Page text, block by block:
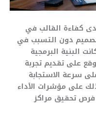
كفاءة القالب في
دون التسبب في
البنية البرمجية
على تقديم تجربة
سرعة الاستجابة
على مؤشرات الأداء
تحقيق مراكز